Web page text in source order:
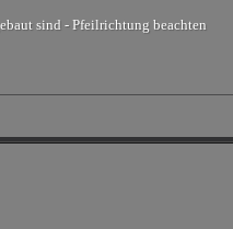
sind - Pfeilrichtung beachten